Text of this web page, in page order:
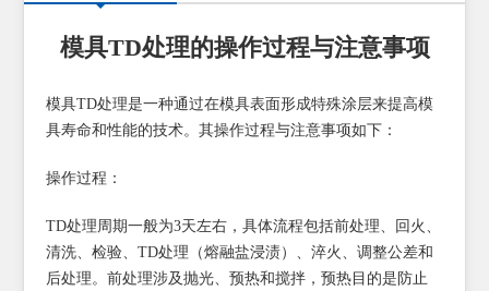
模具TD处理的操作过程与注意事项
模具TD处理是一种通过在模具表面形成特殊涂层来提高模
具寿命和性能的技术。其操作过程与注意事项如下：
操作过程：
TD处理周期一般为3天左右，具体流程包括前处理、回火、
清洗、检验、TD处理（熔融盐浸渍）、淬火、调整公差和
后处理。前处理涉及抛光、预热和搅拌，预热目的是防止